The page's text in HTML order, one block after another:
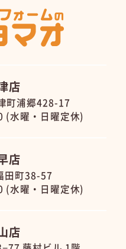
店
町浦郷428-17
(水曜・日曜定休)
店
田町38-57
(水曜・日曜定休)
店